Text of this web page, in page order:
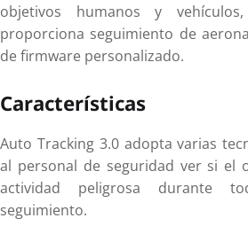
objetivos humanos y
proporciona seguimiento de
de firmware personalizado.
Características
Auto Tracking 3.0 adopta varias
al personal de seguridad ver si el
actividad peligrosa durante
seguimiento.